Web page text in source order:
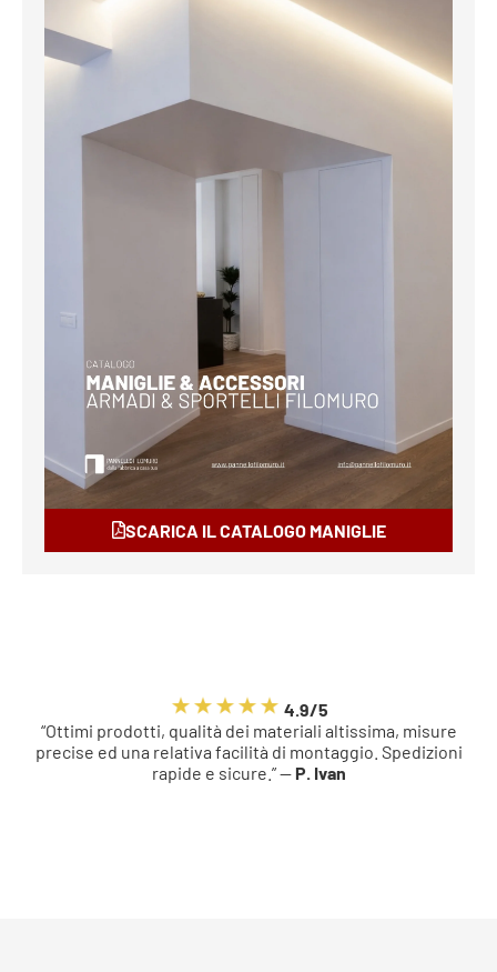
SCARICA IL CATALOGO MANIGLIE
4.9/5
“Ottimi prodotti, qualità dei materiali altissima, misure
precise ed una relativa facilità di montaggio. Spedizioni
rapide e sicure.” — P. Ivan